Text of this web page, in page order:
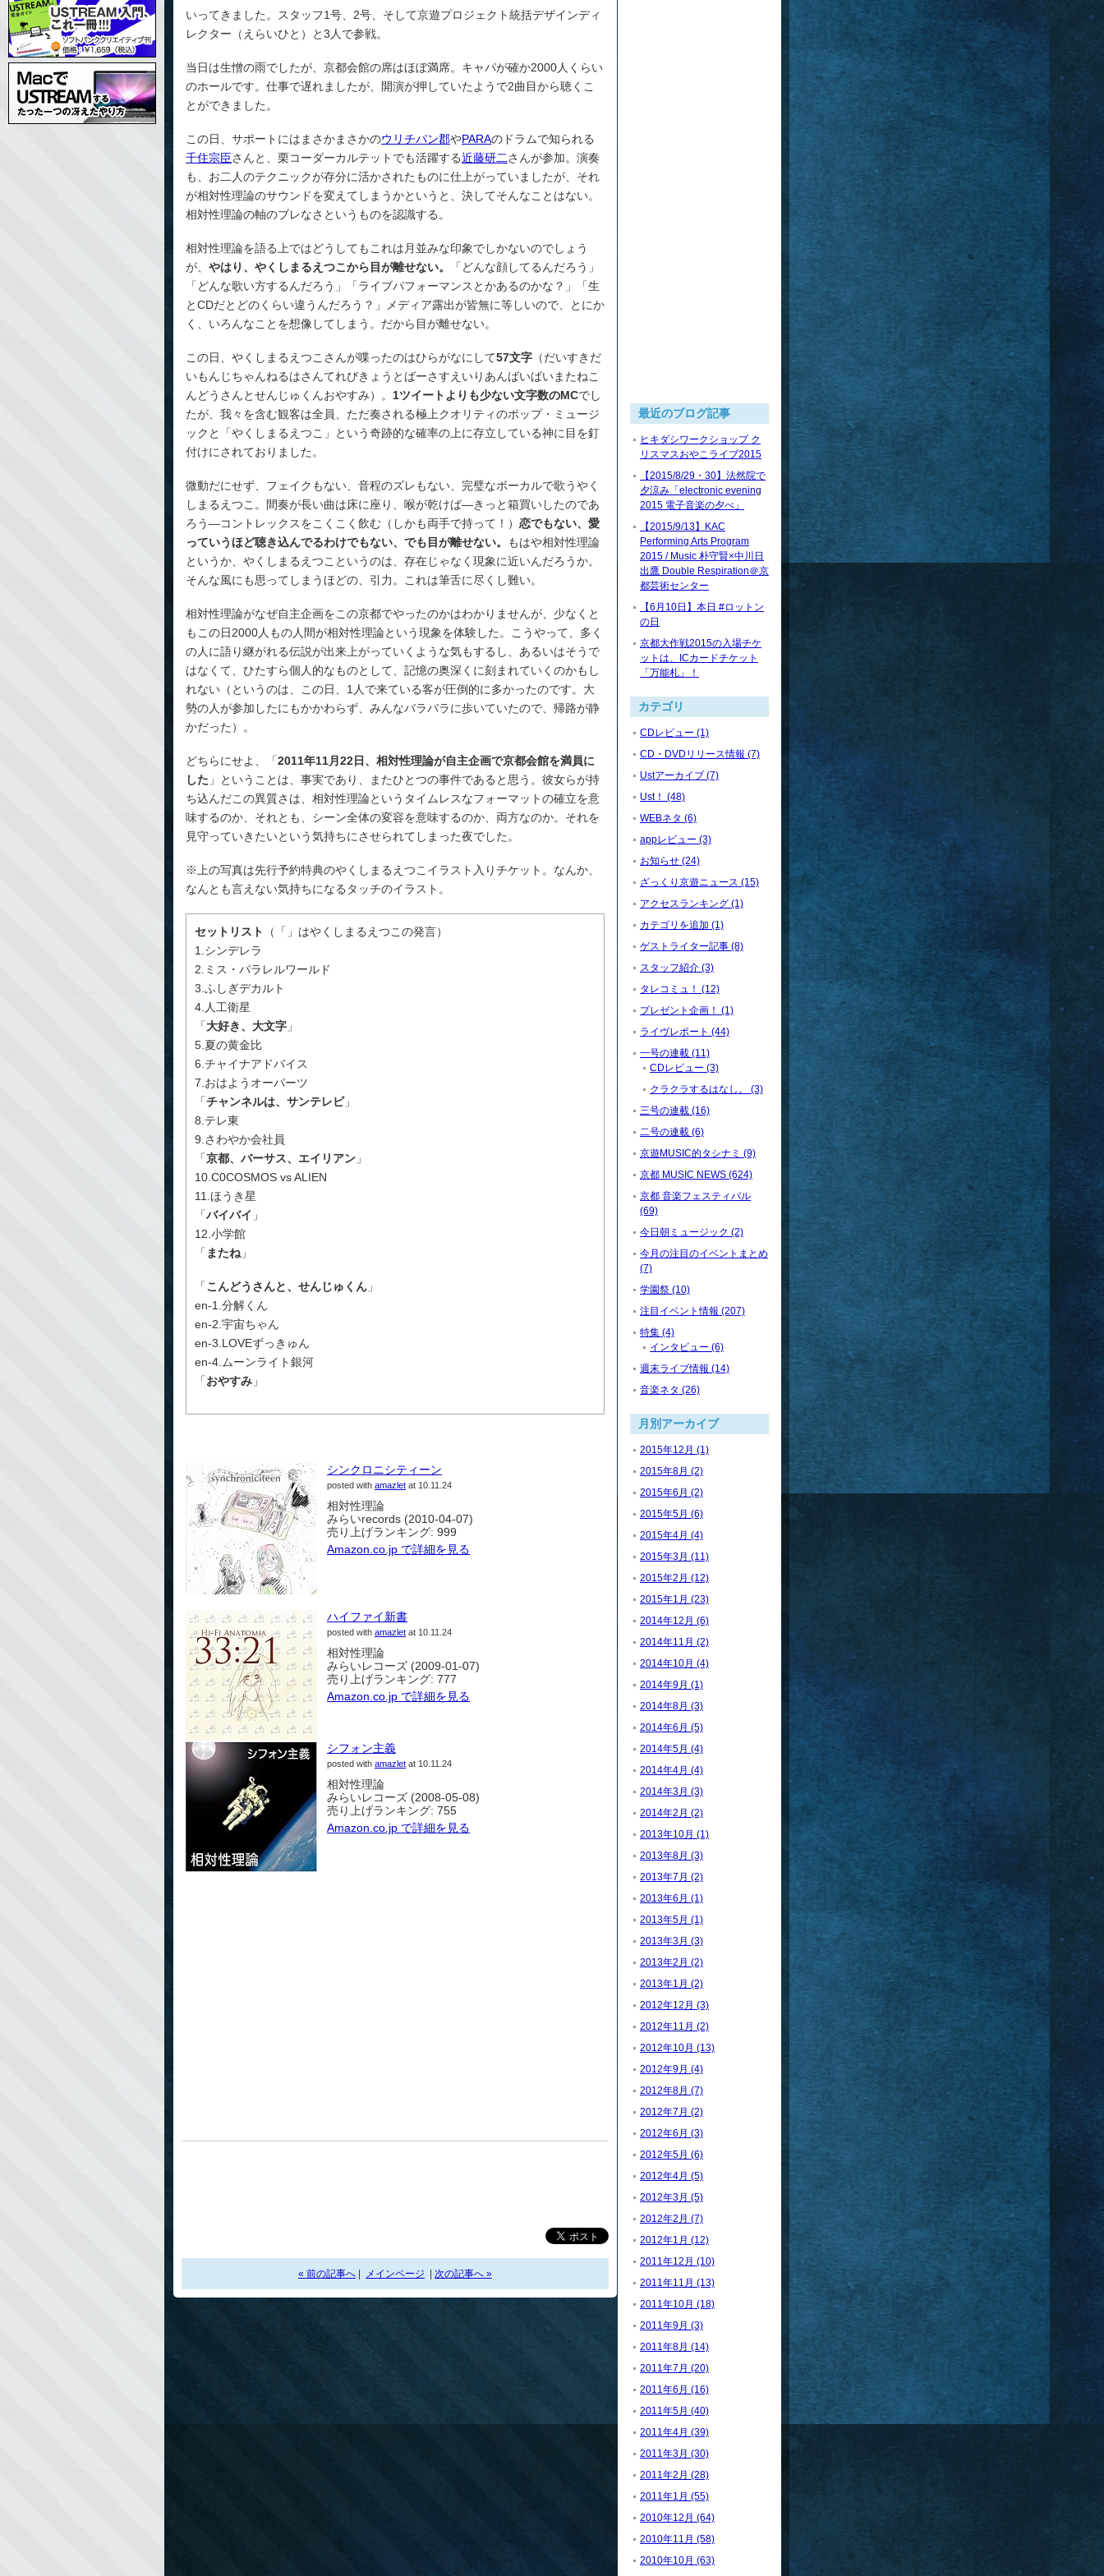
いってきました。スタッフ1号、2号、そして京遊プロジェクト統括デザインディ
レクター（えらいひと）と3人で参戦。
当日は生憎の雨でしたが、京都会館の席はほぼ満席。キャパが確か2000人くらい
のホールです。仕事で遅れましたが、開演が押していたようで2曲目から聴くこ
とができました。
この日、サポートにはまさかまさかのウリチパン郡やPARAのドラムで知られる
千住宗臣さんと、栗コーダーカルテットでも活躍する近藤研二さんが参加。演奏
も、お二人のテクニックが存分に活かされたものに仕上がっていましたが、それ
が相対性理論のサウンドを変えてしまうかというと、決してそんなことはない。
相対性理論の軸のブレなさというものを認識する。
相対性理論を語る上ではどうしてもこれは月並みな印象でしかないのでしょう
が、 やはり、やくしまるえつこから目が離せない。
「どんな顔してるんだろう」
「どんな歌い方するんだろう」「ライブパフォーマンスとかあるのかな？」「生
とCDだとどのくらい違うんだろう？」メディア露出が皆無に等しいので、とにか
く、いろんなことを想像してしまう。だから目が離せない。
この日、やくしまるえつこさんが喋ったのはひらがなにして57文字 （だいすきだ
いもんじちゃんねるはさんてれびきょうとばーさすえいりあんばいばいまたねこ
んどうさんとせんじゅくんおやすみ）。 1ツイートよりも少ない文字数のMCでし
たが、我々を含む観客は全員、ただ奏される極上クオリティのポップ・ミュージ
ックと「やくしまるえつこ」という奇跡的な確率の上に存立している神に目を釘
付けにされておりました。
微動だにせず、フェイクもない、音程のズレもない、完璧なボーカルで歌うやく
しまるえつこ。間奏が長い曲は床に座り、喉が乾けば―きっと箱買いしたのであ
ろう―コントレックスをこくこく飲む（しかも両手で持って！） 恋でもない、愛
っていうほど聴き込んでるわけでもない、でも目が離せない。
もはや相対性理論
というか、やくしまるえつこというのは、存在じゃなく現象に近いんだろうか。
そんな風にも思ってしまうほどの、引力。これは筆舌に尽くし難い。
相対性理論がなぜ自主企画をこの京都でやったのかはわかりませんが、少なくと
もこの日2000人もの人間が相対性理論という現象を体験した。こうやって、多く
の人に語り継がれる伝説が出来上がっていくような気もするし、あるいはそうで
はなくて、ひたすら個人的なものとして、記憶の奥深くに刻まれていくのかもし
れない（というのは、この日、1人で来ている客が圧倒的に多かったのです。大
勢の人が参加したにもかかわらず、みんなバラバラに歩いていたので、帰路が静
かだった）。
どちらにせよ、「2011年11月22日、相対性理論が自主企画で京都会館を満員に
した 」ということは、事実であり、またひとつの事件であると思う。彼女らが持
ち込んだこの異質さは、相対性理論というタイムレスなフォーマットの確立を意
味するのか、それとも、シーン全体の変容を意味するのか、両方なのか。それを
見守っていきたいという気持ちにさせられてしまった夜でした。
※上の写真は先行予約特典のやくしまるえつこイラスト入りチケット。なんか、
なんとも言えない気持ちになるタッチのイラスト。
セットリスト
（「」はやくしまるえつこの発言）
1.シンデレラ
2.ミス・パラレルワールド
3.ふしぎデカルト
4.人工衛星
「大好き、大文字 」
5.夏の黄金比
6.チャイナアドバイス
7.おはようオーパーツ
「チャンネルは、サンテレビ」
8.テレ東
9.さわやか会社員
「京都、バーサス、エイリアン 」
10.C0COSMOS vs ALIEN
11.ほうき星
「バイバイ 」
12.小学館
「 またね 」
「こんどうさんと、せんじゅくん 」
en-1.分解くん
en-2.宇宙ちゃん
en-3.LOVEずっきゅん
en-4.ムーンライト銀河
「おやすみ 」
シンクロニシティーン
posted with amazlet at 10.11.24
相対性理論
みらいrecords (2010-04-07)
売り上げランキング: 999
Amazon.co.jp で詳細を見る
ハイファイ新書
posted with amazlet at 10.11.24
相対性理論
みらいレコーズ (2009-01-07)
売り上げランキング: 777
Amazon.co.jp で詳細を見る
シフォン主義
posted with amazlet at 10.11.24
相対性理論
みらいレコーズ (2008-05-08)
売り上げランキング: 755
Amazon.co.jp で詳細を見る
« 前の記事へ メインページ 次の記事へ »
最近のブログ記事
ヒキダシワークショップ ク
リスマスおやこライブ2015
【2015/8/29・30】法然院で
夕涼み「electronic evening
2015 電子音楽の夕べ」
【2015/9/13】KAC
Performing Arts Program
2015 / Music 朴守賢×中川日
出鷹 Double Respiration＠京
都芸術センター
【6月10日】本日 #ロットン
の日
京都大作戦2015の入場チケ
ットは、ICカードチケット
「万能札」！
カテゴリ
CDレビュー (1)
CD・DVDリリース情報 (7)
Ustアーカイブ (7)
Ust！ (48)
WEBネタ (6)
appレビュー (3)
お知らせ (24)
ざっくり京遊ニュース (15)
アクセスランキング (1)
カテゴリを追加 (1)
ゲストライター記事 (8)
スタッフ紹介 (3)
タレコミュ！ (12)
プレゼント企画！ (1)
ライヴレポート (44)
一号の連載 (11)
CDレビュー (3)
クラクラするはなし。 (3)
三号の連載 (16)
二号の連載 (6)
京遊MUSIC的タシナミ (9)
京都 MUSIC NEWS (624)
京都 音楽フェスティバル
(69)
今日朝ミュージック (2)
今月の注目のイベントまとめ
(7)
学園祭 (10)
注目イベント情報 (207)
特集 (4)
インタビュー (6)
週末ライブ情報 (14)
音楽ネタ (26)
月別アーカイブ
2015年12月 (1)
2015年8月 (2)
2015年6月 (2)
2015年5月 (6)
2015年4月 (4)
2015年3月 (11)
2015年2月 (12)
2015年1月 (23)
2014年12月 (6)
2014年11月 (2)
2014年10月 (4)
2014年9月 (1)
2014年8月 (3)
2014年6月 (5)
2014年5月 (4)
2014年4月 (4)
2014年3月 (3)
2014年2月 (2)
2013年10月 (1)
2013年8月 (3)
2013年7月 (2)
2013年6月 (1)
2013年5月 (1)
2013年3月 (3)
2013年2月 (2)
2013年1月 (2)
2012年12月 (3)
2012年11月 (2)
2012年10月 (13)
2012年9月 (4)
2012年8月 (7)
2012年7月 (2)
2012年6月 (3)
2012年5月 (6)
2012年4月 (5)
2012年3月 (5)
2012年2月 (7)
2012年1月 (12)
2011年12月 (10)
2011年11月 (13)
2011年10月 (18)
2011年9月 (3)
2011年8月 (14)
2011年7月 (20)
2011年6月 (16)
2011年5月 (40)
2011年4月 (39)
2011年3月 (30)
2011年2月 (28)
2011年1月 (55)
2010年12月 (64)
2010年11月 (58)
2010年10月 (63)